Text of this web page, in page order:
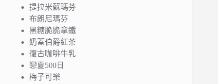
提拉米蘇瑪芬
布朗尼瑪芬
黑糖脆脆拿鐵
奶蓋伯爵紅茶
復古咖啡牛乳
戀夏500日
梅子可樂